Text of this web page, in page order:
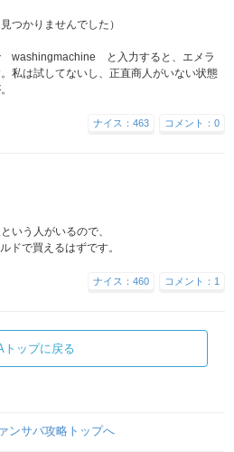
つかりませんでした）
washingmachine と入力すると、エメラ
私は試してないし、正直商人がいない状態
コメント：0
ナイス：463
いう人がいるので、
ドで買えるはずです。
コメント：1
ナイス：460
トップに戻る
ンサバ攻略トップへ